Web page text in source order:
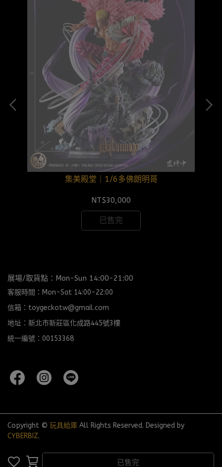
已售完
集美殿堂｜1/6多佛朗明哥
NT$30,000
已售完
展場/取貨點：Mon-Sun 14:00-21:00
客服時間：Mon-Sat 14:00-22:00
信箱：toygeckotw@gmail.com
地址：新北市新莊區化成路445號3樓
統一編號：00153368
Copyright © 玩具給庫 All Rights Reserved. Designed by
CYBERBIZ.